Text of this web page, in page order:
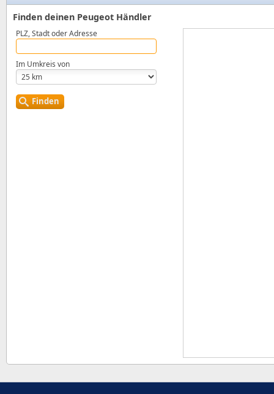
Finden deinen Peugeot Händler
PLZ, Stadt oder Adresse
Im Umkreis von
Finden